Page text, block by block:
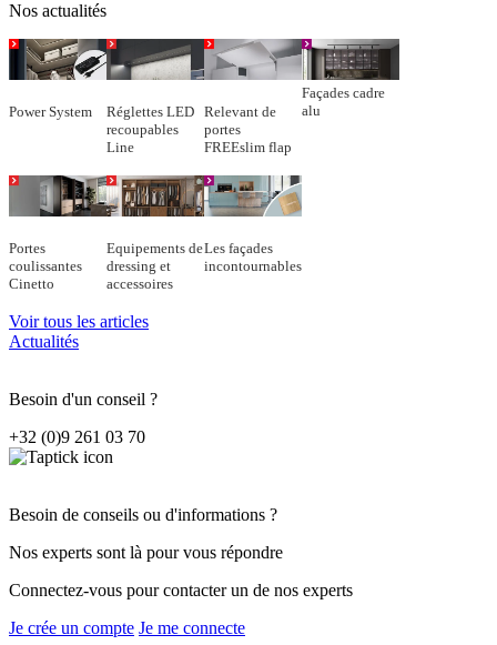
Nos actualités
Power System
Réglettes LED
recoupables
Line
Relevant de
portes
FREEslim flap
Façades cadre
alu
Portes
coulissantes
Cinetto
Equipements de
dressing et
accessoires
Les façades
incontournables
Voir tous les articles
Actualités
Besoin d'un conseil ?
+32 (0)9 261 03 70
Besoin de conseils ou d'informations ?
Nos experts sont là pour vous répondre
Connectez-vous pour contacter un de nos experts
Je crée un compte Je me connecte